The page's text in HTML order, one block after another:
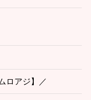
ロアジ】／